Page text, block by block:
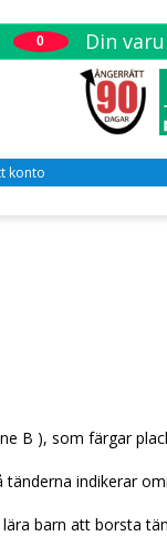
0 Din
konto
B ), som färgar
tänderna indikerar
barn att borsta